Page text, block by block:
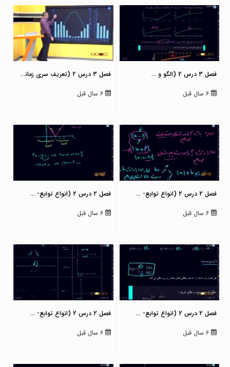
فصل 3 درس 2 (الگو و ...
6 سال قبل
فصل 3 درس 2 (تعریف سری زمانی ...
6 سال قبل
فصل 2 درس 2 (انواع توابع- ...
6 سال قبل
فصل 2 درس 2 (انواع توابع- ...
6 سال قبل
فصل 2 درس 2 (انواع توابع- ...
6 سال قبل
فصل 2 درس 2 (انواع توابع- ...
6 سال قبل